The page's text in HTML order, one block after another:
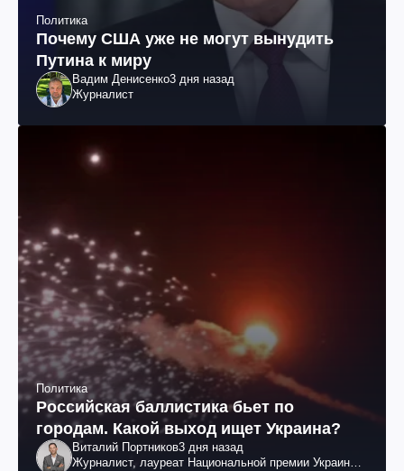
Политика
Почему США уже не могут вынудить
Путина к миру
Вадим Денисенко3 дня назад
Журналист
Политика
Российская баллистика бьет по
городам. Какой выход ищет Украина?
Виталий Портников3 дня назад
Журналист, лауреат Национальной премии Украины